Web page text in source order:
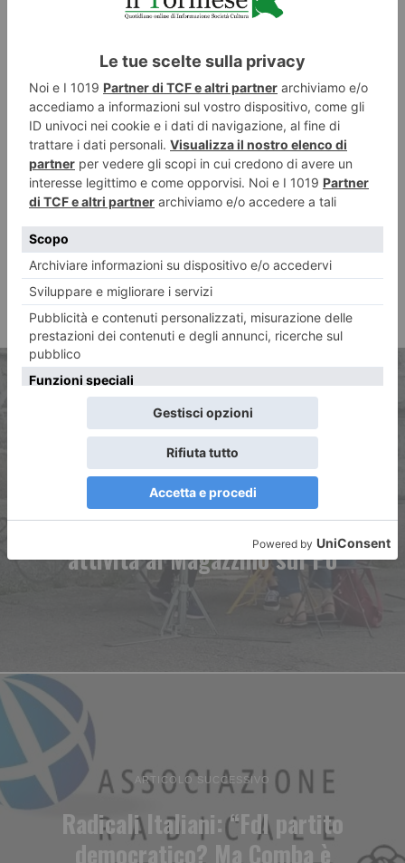
ARTICOLO PRECEDENTE
Sportello Murazzi – Il
Muretto ha ripreso la sua
attività al Magazzino sul Po
ARTICOLO SUCCESSIVO
Radicali Italiani: “FdI partito
democratico? Ma Comba è